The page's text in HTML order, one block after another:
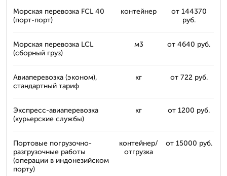
Морская перевозка FCL 40
(порт-порт)
контейнер
от 144370
руб.
Морская перевозка LCL
(сборный груз)
м3 от 4640 руб.
Авиаперевозка (эконом),
стандартный тариф
кг от 722 руб.
Экспресс-авиаперевозка
(курьерские службы)
кг от 1200 руб.
Портовые погрузочно-
разгрузочные работы
(операции в индонезийском
порту)
контейнер/
отгрузка
от 15000 руб.